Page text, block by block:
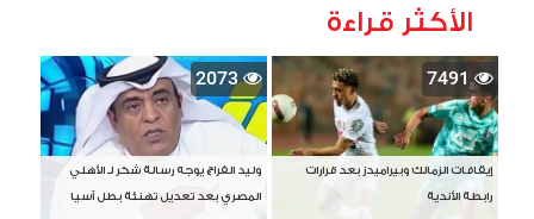
الأكثر قراءة
7491
إيقافات الزمالك وبيراميدز بعد قرارات
رابطة الأندية
2073
وليد الفراج يوجه رسالة شكر لـ الأهلي
المصري بعد تعديل تهنئة بطل آسيا